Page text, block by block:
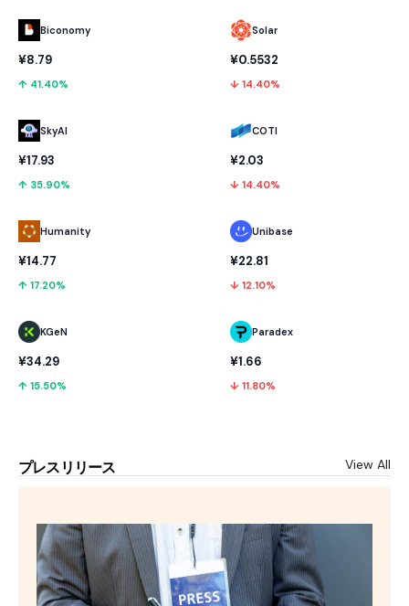
Biconomy
¥8.79
↑ 41.40%
SkyAI
¥17.93
↑ 35.90%
Humanity
¥14.77
↑ 17.20%
KGeN
¥34.29
↑ 15.50%
Solar
¥0.5532
↓ 14.40%
COTI
¥2.03
↓ 14.40%
Unibase
¥22.81
↓ 12.10%
Paradex
¥1.66
↓ 11.80%
プレスリリース View All